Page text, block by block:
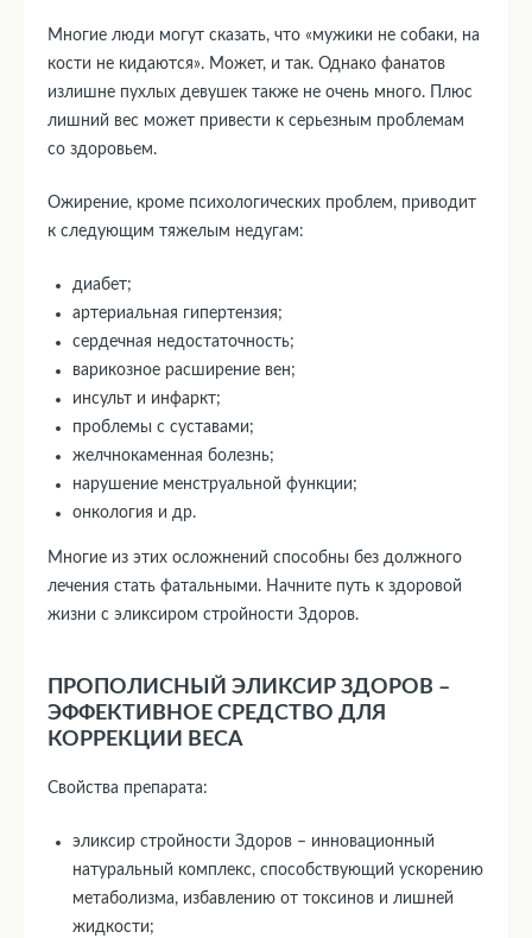
Многие люди могут сказать, что «мужики не собаки, на
кости не кидаются». Может, и так. Однако фанатов
излишне пухлых девушек также не очень много. Плюс
лишний вес может привести к серьезным проблемам
со здоровьем.
Ожирение, кроме психологических проблем, приводит
к следующим тяжелым недугам:
диабет;
артериальная гипертензия;
сердечная недостаточность;
варикозное расширение вен;
инсульт и инфаркт;
проблемы с суставами;
желчнокаменная болезнь;
нарушение менструальной функции;
онкология и др.
Многие из этих осложнений способны без должного
лечения стать фатальными. Начните путь к здоровой
жизни с эликсиром стройности Здоров.
ПРОПОЛИСНЫЙ ЭЛИКСИР ЗДОРОВ –
ЭФФЕКТИВНОЕ СРЕДСТВО ДЛЯ
КОРРЕКЦИИ ВЕСА
Свойства препарата:
эликсир стройности Здоров – инновационный
натуральный комплекс, способствующий ускорению
метаболизма, избавлению от токсинов и лишней
жидкости;